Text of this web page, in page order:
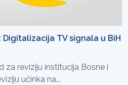
TV signala u BiH
za reviziju institucija Bosne i
učinka na...